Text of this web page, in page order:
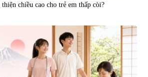
Shot
Viên uống hỗ trợ điều trị ung thư
Fucoidan Okinawa Kanehide Bio
EX 323mg - 150 viên
790.621
4.473.500 đ
chiều cao cho trẻ em thấp còi?